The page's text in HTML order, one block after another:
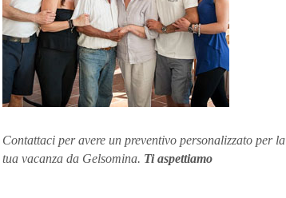
Contattaci per avere un preventivo personalizzato per la
tua vacanza da Gelsomina. Ti aspettiamo